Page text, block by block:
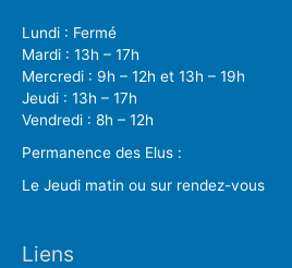
Lundi : Fermé
Mardi : 13h – 17h
Mercredi : 9h – 12h et 13h – 19h
Jeudi : 13h – 17h
Vendredi : 8h – 12h
Permanence des Elus :
Le Jeudi matin ou sur rendez-vous
Liens